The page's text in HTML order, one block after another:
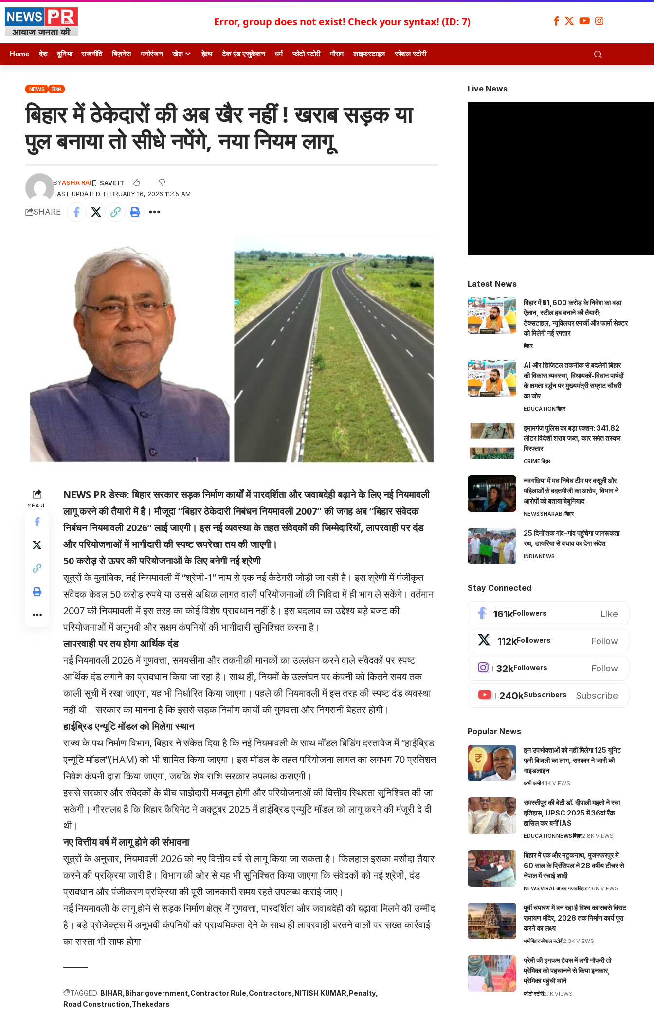
Error, group does not exist! Check your syntax! (ID: 7)
Home देश दुनिया राजनीति बिज़नेस मनोरंजन खेल हेल्थ टेक एंड एजुकेशन धर्म फोटो स्टोरी मौसम लाइफस्टाइल स्पेशल स्टोरी
NEWS बिहार
बिहार में ठेकेदारों की अब खैर नहीं ! खराब सड़क या
पुल बनाया तो सीधे नपेंगे, नया नियम लागू
LAST UPDATED: FEBRUARY 16, 2026 11:45 AM
BYASHA RAI
SHARE
SHARE
NEWS PR डेस्क: बिहार सरकार सड़क निर्माण कार्यों में पारदर्शिता और जवाबदेही बढ़ाने के लिए नई नियमावली
लागू करने की तैयारी में है। मौजूदा “बिहार ठेकेदारी निबंधन नियमावली 2007” की जगह अब “बिहार संवेदक
निबंधन नियमावली 2026” लाई जाएगी। इस नई व्यवस्था के तहत संवेदकों की जिम्मेदारियों, लापरवाही पर दंड
और परियोजनाओं में भागीदारी की स्पष्ट रूपरेखा तय की जाएगी।
50 करोड़ से ऊपर की परियोजनाओं के लिए बनेगी नई श्रेणी
सूत्रों के मुताबिक, नई नियमावली में “श्रेणी-1” नाम से एक नई कैटेगरी जोड़ी जा रही है। इस श्रेणी में पंजीकृत
संवेदक केवल 50 करोड़ रुपये या उससे अधिक लागत वाली परियोजनाओं की निविदा में ही भाग ले सकेंगे। वर्तमान
2007 की नियमावली में इस तरह का कोई विशेष प्रावधान नहीं है। इस बदलाव का उद्देश्य बड़े बजट की
परियोजनाओं में अनुभवी और सक्षम कंपनियों की भागीदारी सुनिश्चित करना है।
लापरवाही पर तय होगा आर्थिक दंड
नई नियमावली 2026 में गुणवत्ता, समयसीमा और तकनीकी मानकों का उल्लंघन करने वाले संवेदकों पर स्पष्ट
आर्थिक दंड लगाने का प्रावधान किया जा रहा है। साथ ही, नियमों के उल्लंघन पर कंपनी को कितने समय तक
काली सूची में रखा जाएगा, यह भी निर्धारित किया जाएगा। पहले की नियमावली में इस तरह की स्पष्ट दंड व्यवस्था
नहीं थी। सरकार का मानना है कि इससे सड़क निर्माण कार्यों की गुणवत्ता और निगरानी बेहतर होगी।
हाईब्रिड एन्यूटि मॉडल को मिलेगा स्थान
राज्य के पथ निर्माण विभाग, बिहार ने संकेत दिया है कि नई नियमावली के साथ मॉडल बिडिंग दस्तावेज में “हाईब्रिड
एन्यूटि मॉडल”(HAM) को भी शामिल किया जाएगा। इस मॉडल के तहत परियोजना लागत का लगभग 70 प्रतिशत
निवेश कंपनी द्वारा किया जाएगा, जबकि शेष राशि सरकार उपलब्ध कराएगी।
इससे सरकार और संवेदकों के बीच साझेदारी मजबूत होगी और परियोजनाओं की वित्तीय स्थिरता सुनिश्चित की जा
सकेगी। गौरतलब है कि बिहार कैबिनेट ने अक्टूबर 2025 में हाईब्रिड एन्यूटि मॉडल को लागू करने की मंजूरी दे दी
थी।
नए वित्तीय वर्ष में लागू होने की संभावना
सूत्रों के अनुसार, नियमावली 2026 को नए वित्तीय वर्ष से लागू किया जा सकता है। फिलहाल इसका मसौदा तैयार
करने की प्रक्रिया जारी है। विभाग की ओर से यह भी सुनिश्चित किया जाएगा कि संवेदकों को नई श्रेणी, दंड
प्रावधान और पंजीकरण प्रक्रिया की पूरी जानकारी समय रहते उपलब्ध कराई जाए।
नई नियमावली के लागू होने से सड़क निर्माण क्षेत्र में गुणवत्ता, पारदर्शिता और जवाबदेही को बढ़ावा मिलने की उम्मीद
है। बड़े प्रोजेक्ट्स में अनुभवी कंपनियों को प्राथमिकता देने के साथ ही लापरवाही बरतने वालों पर सख्त कार्रवाई
का रास्ता भी साफ होगा।
TAGGED: BIHAR Bihar government Contractor Rule Contractors NITISH KUMAR Penalty
Road Construction Thekedars
Live News
Latest News
बिहार में ₹51,600 करोड़ के निवेश का बड़ा
ऐलान, स्टील हब बनाने की तैयारी;
टेक्सटाइल, न्यूक्लियर एनर्जी और फार्मा सेक्टर
को मिलेगी नई रफ्तार
बिहार
AI और डिजिटल तकनीक से बदलेगी बिहार
की विकास व्यवस्था, विधायकों-विधान पार्षदों
के क्षमता वर्द्धन पर मुख्यमंत्री सम्राट चौधरी
का जोर
EDUCATIONबिहार
इमामगंज पुलिस का बड़ा एक्शन: 341.82
लीटर विदेशी शराब जब्त, कार समेत तस्कर
गिरफ्तार
CRIMEबिहार
नवगछिया में मध निषेध टीम पर वसूली और
महिलाओं से बदतमीजी का आरोप, विभाग ने
आरोपों को बताया बेबुनियाद
NEWSSHARABIबिहार
25 दिनों तक गांव-गांव पहुंचेगा जागरूकता
रथ, डायरिया से बचाव का देगा संदेश
INDIANEWS
Stay Connected
161kFollowers Like
112kFollowers Follow
32kFollowers Follow
240kSubscribers Subscribe
Popular News
इन उपभोक्ताओं को नहीं मिलेगा 125 यूनिट
फ्री बिजली का लाभ, सरकार ने जारी की
गाइडलाइन
अभी अभी4.1K VIEWS
समस्तीपुर की बेटी डॉ. दीपाली महतो ने रचा
इतिहास, UPSC 2025 में 36वां रैंक
हासिल कर बनीं IAS
EDUCATIONNEWSबिहार2.8K VIEWS
बिहार में एक और मटुकनाथ, मुजफ्फरपुर में
60 साल के प्रिंसिपल ने 28 वर्षीय टीचर से
नेपाल में रचाई शादी
NEWSVIRALअजब गजबबिहार2.6K VIEWS
पूर्वी चंपारण में बन रहा है विश्व का सबसे विराट
रामायण मंदिर, 2028 तक निर्माण कार्य पूरा
करने का लक्ष्य
धर्मबिहारस्पेशल स्टोरी2.3K VIEWS
प्रेमी की इनकम टैक्स में लगी नौकरी तो
प्रेमिका को पहचानने से किया इनकार,
प्रेमिका पहुंची थाने
फोटो स्टोरी2.1K VIEWS